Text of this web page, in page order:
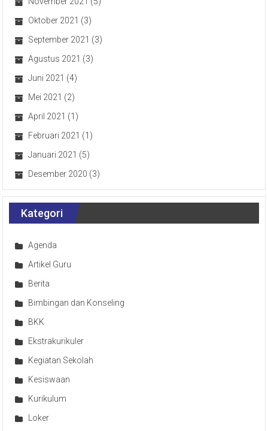
Oktober 2021 (3)
September 2021 (3)
Agustus 2021 (3)
Juni 2021 (4)
Mei 2021 (2)
April 2021 (1)
Februari 2021 (1)
Januari 2021 (5)
Desember 2020 (3)
Kategori
Agenda
Artikel Guru
Berita
Bimbingan dan Konseling
BKK
Ekstrakurikuler
Kegiatan Sekolah
Kesiswaan
Kurikulum
Loker